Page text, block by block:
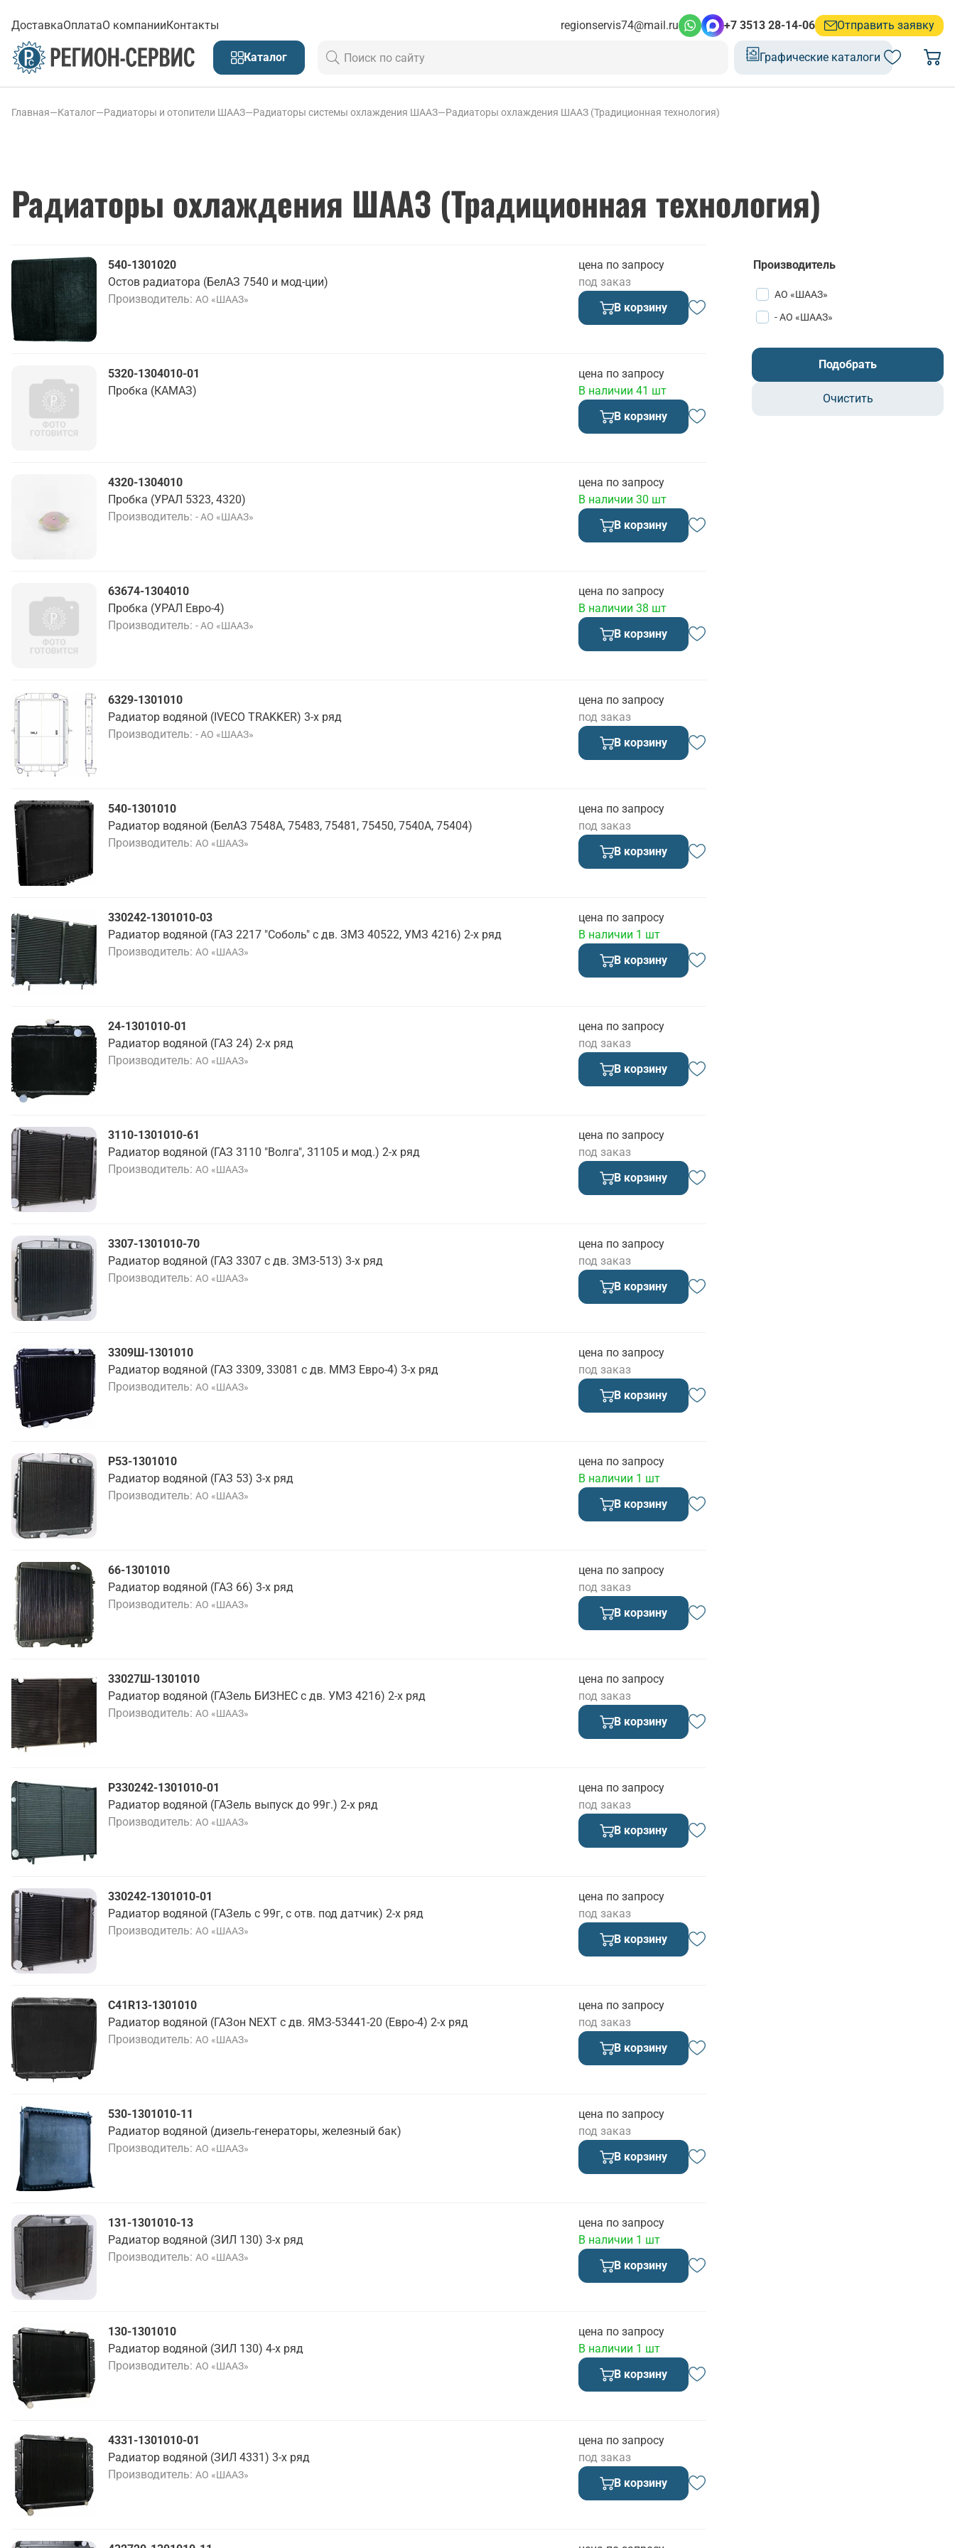
ДоставкаОплатаО компанииКонтакты regionservis74@mail.ru +7 3513 28-14-06 Отправить заявку
Каталог Графические каталоги
Главная—Каталог—Радиаторы и отопители ШААЗ—Радиаторы системы охлаждения ШААЗ—Радиаторы охлаждения ШААЗ (Традиционная технология)
Радиаторы охлаждения ШААЗ (Традиционная технология)
540-1301020
Остов радиатора (БелАЗ 7540 и мод-ции)
Производитель АО «ШААЗ»
цена по запросу
под заказ
В корзину
5320-1304010-01
Пробка (КАМАЗ)
цена по запросу
В наличии 41 шт
В корзину
4320-1304010
Пробка (УРАЛ 5323, 4320)
Производитель - АО «ШААЗ»
цена по запросу
В наличии 30 шт
В корзину
63674-1304010
Пробка (УРАЛ Евро-4)
Производитель - АО «ШААЗ»
цена по запросу
В наличии 38 шт
В корзину
6329-1301010
Радиатор водяной (IVECO TRAKKER) 3-х ряд
Производитель - АО «ШААЗ»
цена по запросу
под заказ
В корзину
540-1301010
Радиатор водяной (БелАЗ 7548А, 75483, 75481, 75450, 7540А, 75404)
Производитель АО «ШААЗ»
цена по запросу
под заказ
В корзину
330242-1301010-03
Радиатор водяной (ГАЗ 2217 "Соболь" с дв. ЗМЗ 40522, УМЗ 4216) 2-х ряд
Производитель АО «ШААЗ»
цена по запросу
В наличии 1 шт
В корзину
24-1301010-01
Радиатор водяной (ГАЗ 24) 2-х ряд
Производитель АО «ШААЗ»
цена по запросу
под заказ
В корзину
3110-1301010-61
Радиатор водяной (ГАЗ 3110 "Волга", 31105 и мод.) 2-х ряд
Производитель АО «ШААЗ»
цена по запросу
под заказ
В корзину
3307-1301010-70
Радиатор водяной (ГАЗ 3307 с дв. ЗМЗ-513) 3-х ряд
Производитель АО «ШААЗ»
цена по запросу
под заказ
В корзину
3309Ш-1301010
Радиатор водяной (ГАЗ 3309, 33081 с дв. ММЗ Евро-4) 3-х ряд
Производитель АО «ШААЗ»
цена по запросу
под заказ
В корзину
Р53-1301010
Радиатор водяной (ГАЗ 53) 3-х ряд
Производитель АО «ШААЗ»
цена по запросу
В наличии 1 шт
В корзину
66-1301010
Радиатор водяной (ГАЗ 66) 3-х ряд
Производитель АО «ШААЗ»
цена по запросу
под заказ
В корзину
33027Ш-1301010
Радиатор водяной (ГАЗель БИЗНЕС с дв. УМЗ 4216) 2-х ряд
Производитель АО «ШААЗ»
цена по запросу
под заказ
В корзину
Р330242-1301010-01
Радиатор водяной (ГАЗель выпуск до 99г.) 2-х ряд
Производитель АО «ШААЗ»
цена по запросу
под заказ
В корзину
330242-1301010-01
Радиатор водяной (ГАЗель с 99г, с отв. под датчик) 2-х ряд
Производитель АО «ШААЗ»
цена по запросу
под заказ
В корзину
C41R13-1301010
Радиатор водяной (ГАЗон NEXT с дв. ЯМЗ-53441-20 (Евро-4) 2-х ряд
Производитель АО «ШААЗ»
цена по запросу
под заказ
В корзину
530-1301010-11
Радиатор водяной (дизель-генераторы, железный бак)
Производитель АО «ШААЗ»
цена по запросу
под заказ
В корзину
131-1301010-13
Радиатор водяной (ЗИЛ 130) 3-х ряд
Производитель АО «ШААЗ»
цена по запросу
В наличии 1 шт
В корзину
130-1301010
Радиатор водяной (ЗИЛ 130) 4-х ряд
Производитель АО «ШААЗ»
цена по запросу
В наличии 1 шт
В корзину
4331-1301010-01
Радиатор водяной (ЗИЛ 4331) 3-х ряд
Производитель АО «ШААЗ»
цена по запросу
под заказ
В корзину
Производитель
АО «ШААЗ»
- АО «ШААЗ»
Подобрать
Очистить